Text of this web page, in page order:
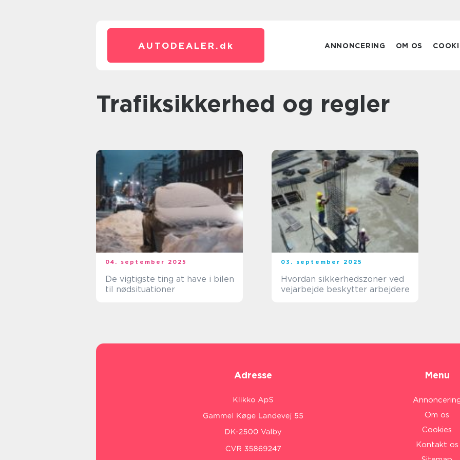
AUTODEALER. dk ANNONCERING OM OS
Trafiksikkerhed og regler
04. september 2025
De vigtigste ting at have i bilen
til nødsituationer
03. september 2025
Hvordan sikkerhedszoner ved
vejarbejde beskytter arbejdere
Adresse Menu
Om os
Cookies
Kontakt os